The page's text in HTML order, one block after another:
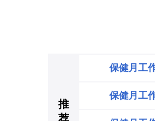
推
荐
保健月工
保健月工